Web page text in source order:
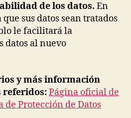
de los datos. En
sus datos sean tratados
le facilitará la
datos al nuevo
y más información
referidos:Página oficial de
de Protección de Datos